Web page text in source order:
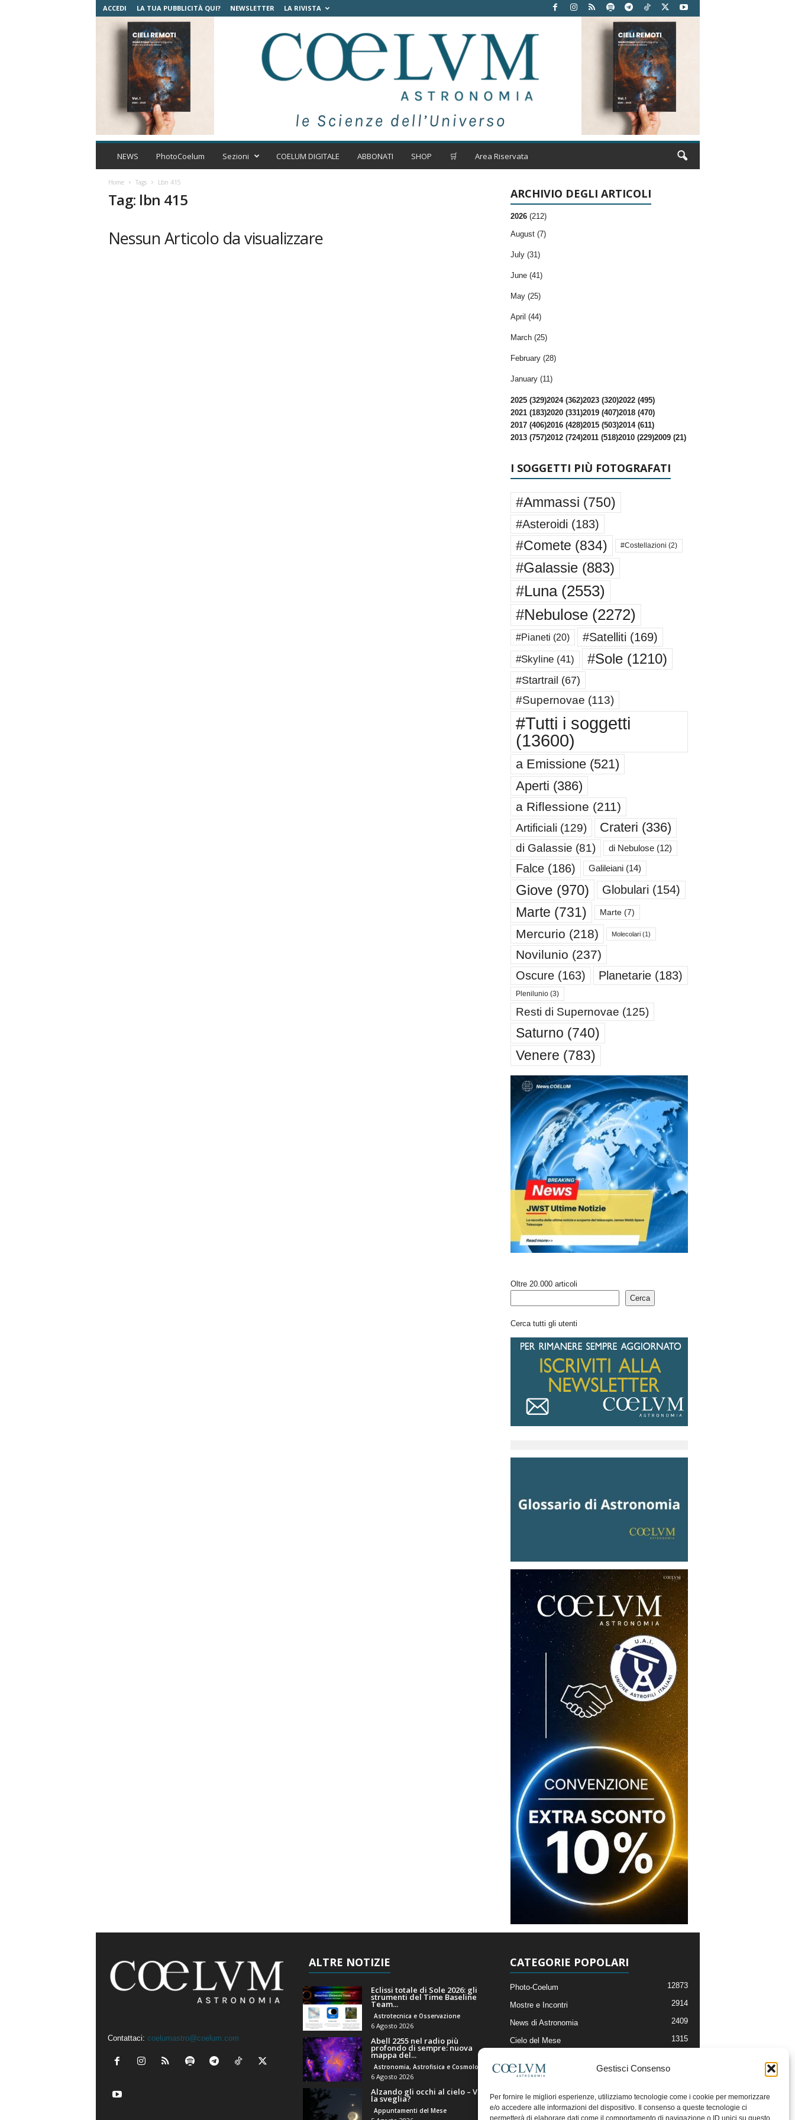
Gestisci Consenso
Per fornire le migliori esperienze, utilizziamo tecnologie come i cookie per memorizzare
e/o accedere alle informazioni del dispositivo. Il consenso a queste tecnologie ci
permetterà di elaborare dati come il comportamento di navigazione o ID unici su questo
ACCEDI LA TUA PUBBLICITÀ QUI? NEWSLETTER LA RIVISTA
C
t
NEWS PhotoCoelum Sezioni COELUM DIGITALE ABBONATI SHOP 🛒 Area Riservata
Home Tags Lbn 415
Tag: lbn 415
Nessun Articolo da visualizzare
ARCHIVIO DEGLI ARTICOLI
2026 (212)
August (7)
July (31)
June (41)
May (25)
April (44)
March (25)
February (28)
January (11)
2025 (329)2024 (362)2023 (320)2022 (495)
2021 (183)2020 (331)2019 (407)2018 (470)
2017 (406)2016 (428)2015 (503)2014 (611)
2013 (757)2012 (724)2011 (518)2010 (229)2009 (21)
I SOGGETTI PIÙ FOTOGRAFATI
#Ammassi (750)
#Asteroidi (183)
#Comete (834) #Costellazioni (2)
#Galassie(883)
#Luna(2553)
#Nebulose(2272)
#Pianeti (20) #Satelliti (169)
#Skyline(41) #Sole(1210)
#Startrail (67)
#Supernovae (113)
#Tutti i soggetti
(13600)
a Emissione(521)
Aperti (386)
a Riflessione (211)
Artificiali (129) Crateri (336)
di Galassie (81) di Nebulose(12)
Falce(186) Galileiani(14)
Giove(970) Globulari (154)
Marte (731) Marte(7)
Mercurio (218) Molecolari(1)
Novilunio (237)
Oscure(163) Planetarie(183)
Plenilunio(3)
Resti di Supernovae (125)
Saturno (740)
Venere (783)
Oltre 20.000 articoli
Cerca
Cerca tutti gli utenti
Contattaci: coelumastro@coelum.com
ALTRE NOTIZIE
Eclissi totale di Sole 2026: gli
strumenti del Time Baseline
Team...
Astrotecnica e Osservazione
6 Agosto 2026
Abell 2255 nel radio più
profondo di sempre: nuova
mappa del...
Astronomia, Astrofisica e Cosmologia
6 Agosto 2026
Alzando gli occhi al cielo – Vale
la sveglia?
Appuntamenti del Mese
CATEGORIE POPOLARI
Photo-Coelum 12873
Mostre e Incontri 2914
News di Astronomia 2409
Cielo del Mese 1315
Articoli e Risorse On-Line
Il Blog della Redazione